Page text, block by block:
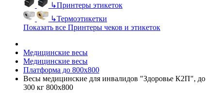
↳Принтеры этикеток
↳Термоэтикетки
Показать все Принтеры чеков и этикеток
Медицинские весы
Медицинские весы
Платформа до 800х800
Весы медицинские для инвалидов "Здоровье К2П", до
300 кг 800х800